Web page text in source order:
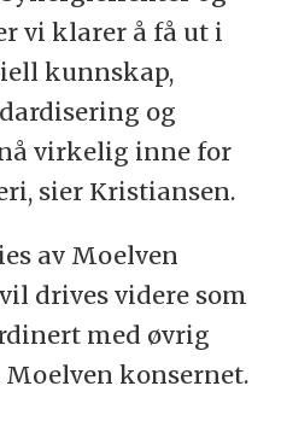
vi klarer å få ut i
kunnskap,
og
virkelig inne for
sier Kristiansen.
av Moelven
drives videre som
med øvrig
konsernet.